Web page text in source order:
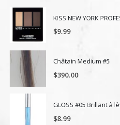
$9.99
Châtain Medium #5
$390.00
GLOSS #05 Brillant à
$8.99